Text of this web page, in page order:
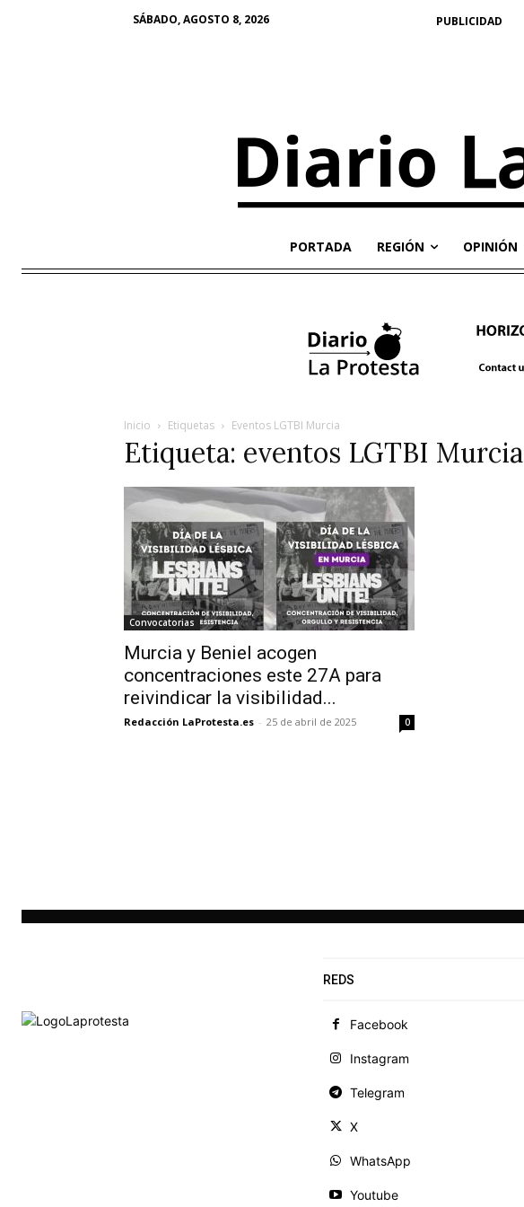
SÁBADO, AGOSTO 8, 2026 PUBLICIDAD
PORTADA REGIÓN OPINIÓN
Inicio Etiquetas Eventos LGTBI Murcia
Etiqueta: eventos LGTBI Murcia
Convocatorias
Murcia y Beniel acogen
concentraciones este 27A para
reivindicar la visibilidad...
Redacción LaProtesta.es - 25 de abril de 2025 0
REDS
Facebook
Instagram
Telegram
X
WhatsApp
Youtube